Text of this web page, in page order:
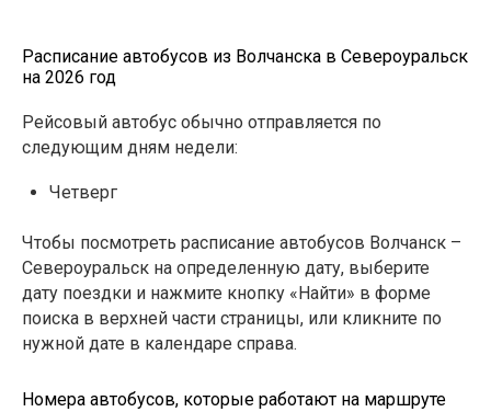
Расписание автобусов из Волчанска в Североуральск
на 2026 год
Рейсовый автобус обычно отправляется по
следующим дням недели:
Четверг
Чтобы посмотреть расписание автобусов Волчанск –
Североуральск на определенную дату, выберите
дату поездки и нажмите кнопку «Найти» в форме
поиска в верхней части страницы, или кликните по
нужной дате в календаре справа.
Номера автобусов, которые работают на маршруте